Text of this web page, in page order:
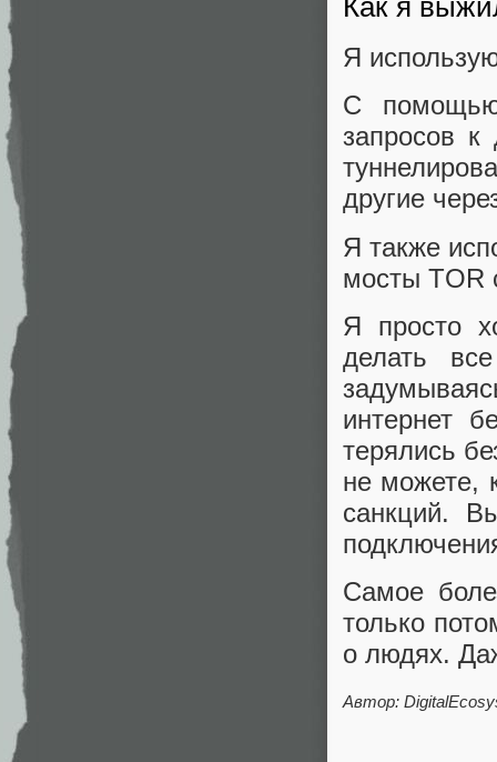
Я
С
запросов
другие
Я также
мосты TOR
Я просто
делать
интернет
терялись
не можете,
санкций.
Самое
только
о людях.
Автор: